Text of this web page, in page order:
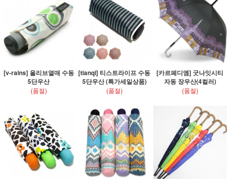
[v-rains] 올리브열매 수동
5단우산
(품절)
[tianqi] 티스트라이프 수동
5단우산 (특가세일상품)
(품절)
[카르페디엠] 굿나잇시티
자동 장우산(4컬러)
(품절)